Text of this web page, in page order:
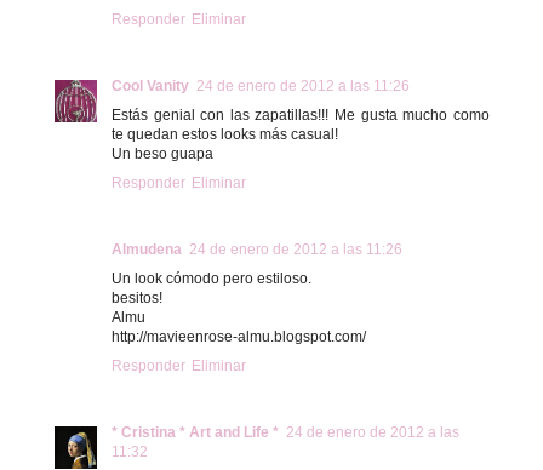
Responder Eliminar
Cool Vanity 24 de enero de 2012 a las 11:26
Estás genial con las zapatillas!!! Me gusta mucho como
te quedan estos looks más casual!
Un beso guapa
Responder Eliminar
Almudena 24 de enero de 2012 a las 11:26
Un look cómodo pero estiloso.
besitos!
Almu
http://mavieenrose-almu.blogspot.com/
Responder Eliminar
* Cristina * Art and Life * 24 de enero de 2012 a las
11:32